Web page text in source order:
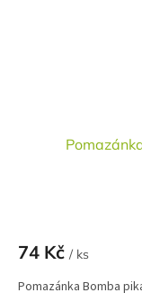
74 Kč / ks
Pomazánka Bomba